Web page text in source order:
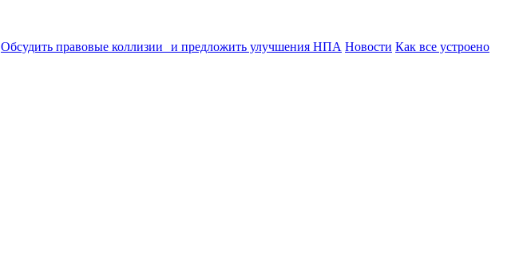
Обсудить правовые коллизии и предложить улучшения НПА Новости Как все устроено